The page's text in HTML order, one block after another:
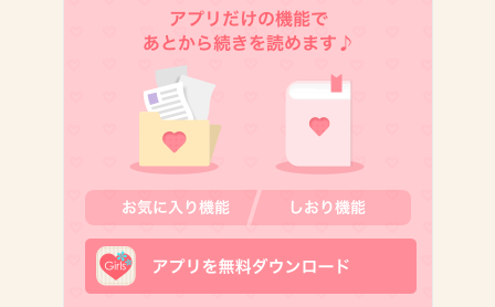
親目線だと、生徒一人一人を一生懸命見ようと
頑張ってくれてたら、安心して預けれますよ。
+60
2013/03/01(金) 22:31:10
絶対、こんな先生はいないだろうけど、金八先